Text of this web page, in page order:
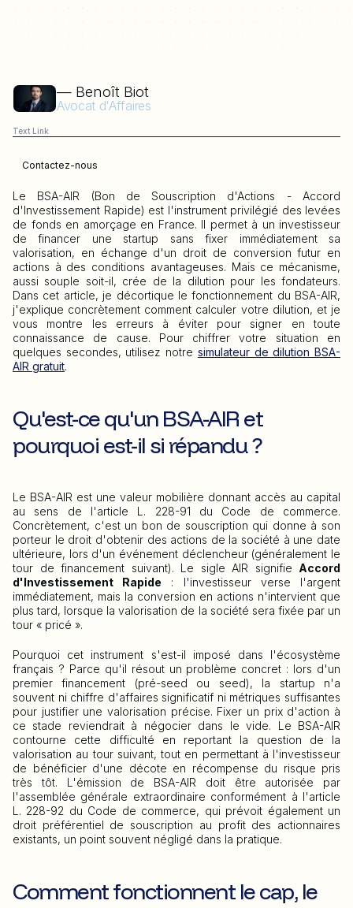
— Benoît Biot
Avocat d'Affaires
Text Link
Contactez-nous
Le BSA-AIR (Bon de Souscription d'Actions - Accord
d'Investissement Rapide) est l'instrument privilégié des levées
de fonds en amorçage en France. Il permet à un investisseur
de financer une startup sans fixer immédiatement sa
valorisation, en échange d'un droit de conversion futur en
actions à des conditions avantageuses. Mais ce mécanisme,
aussi souple soit-il, crée de la dilution pour les fondateurs.
Dans cet article, je décortique le fonctionnement du BSA-AIR,
j'explique concrètement comment calculer votre dilution, et je
vous montre les erreurs à éviter pour signer en toute
connaissance de cause. Pour chiffrer votre situation en
quelques secondes, utilisez notre simulateur de dilution BSA-
AIR gratuit.
Qu'est-ce qu'un BSA-AIR et
pourquoi est-il si répandu ?
Le BSA-AIR est une valeur mobilière donnant accès au capital
au sens de l'article L. 228-91 du Code de commerce.
Concrètement, c'est un bon de souscription qui donne à son
porteur le droit d'obtenir des actions de la société à une date
ultérieure, lors d'un événement déclencheur (généralement le
tour de financement suivant). Le sigle AIR signifie Accord
d'Investissement Rapide : l'investisseur verse l'argent
immédiatement, mais la conversion en actions n'intervient que
plus tard, lorsque la valorisation de la société sera fixée par un
tour « pricé ».
Pourquoi cet instrument s'est-il imposé dans l'écosystème
français ? Parce qu'il résout un problème concret : lors d'un
premier financement (pré-seed ou seed), la startup n'a
souvent ni chiffre d'affaires significatif ni métriques suffisantes
pour justifier une valorisation précise. Fixer un prix d'action à
ce stade reviendrait à négocier dans le vide. Le BSA-AIR
contourne cette difficulté en reportant la question de la
valorisation au tour suivant, tout en permettant à l'investisseur
de bénéficier d'une décote en récompense du risque pris
très tôt. L'émission de BSA-AIR doit être autorisée par
l'assemblée générale extraordinaire conformément à l'article
L. 228-92 du Code de commerce, qui prévoit également un
droit préférentiel de souscription au profit des actionnaires
existants, un point souvent négligé dans la pratique.
Comment fonctionnent le cap, le